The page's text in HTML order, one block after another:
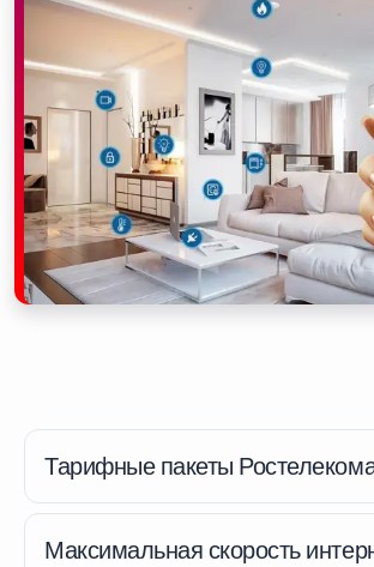
Тарифные пакеты
Максимальная скорость